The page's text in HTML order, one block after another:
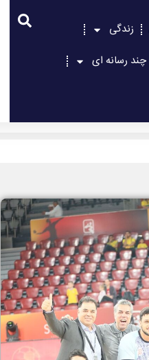
زندگی
چند رسانه ای